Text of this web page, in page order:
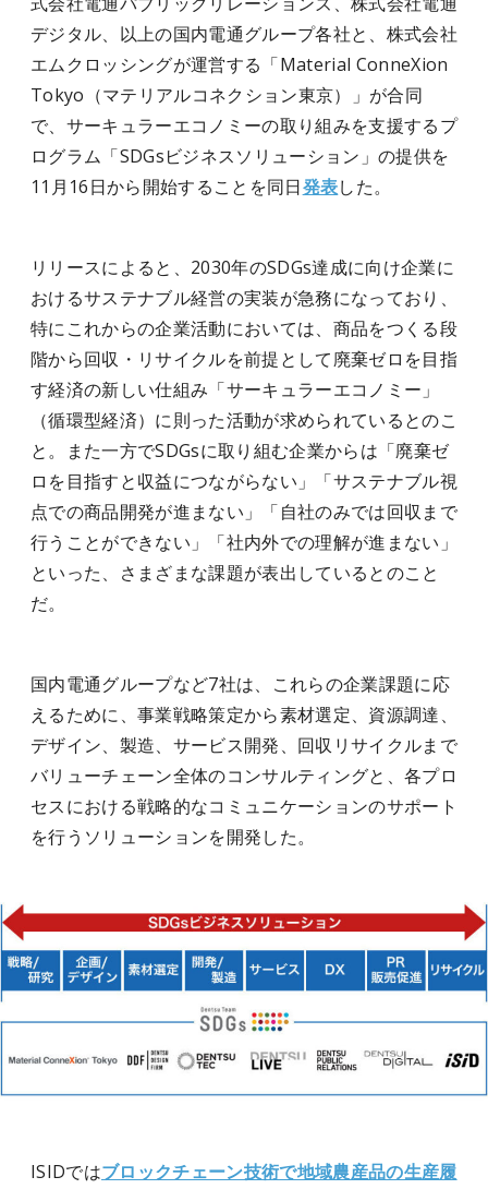
デジタル、以上の国内電通グループ各社と、株式会社
エムクロッシングが運営する「Material ConneXion
Tokyo（マテリアルコネクション東京）」が合同
で、サーキュラーエコノミーの取り組みを支援するプ
ログラム「SDGsビジネスソリューション」の提供を
11月16日から開始することを同日発表した。
リリースによると、2030年のSDGs達成に向け企業に
おけるサステナブル経営の実装が急務になっており、
特にこれからの企業活動においては、商品をつくる段
階から回収・リサイクルを前提として廃棄ゼロを目指
す経済の新しい仕組み「サーキュラーエコノミー」
（循環型経済）に則った活動が求められているとのこ
と。また一方でSDGsに取り組む企業からは「廃棄ゼ
ロを目指すと収益につながらない」「サステナブル視
点での商品開発が進まない」「自社のみでは回収まで
行うことができない」「社内外での理解が進まない」
といった、さまざまな課題が表出しているとのこと
だ。
国内電通グループなど7社は、これらの企業課題に応
えるために、事業戦略策定から素材選定、資源調達、
デザイン、製造、サービス開発、回収リサイクルまで
バリューチェーン全体のコンサルティングと、各プロ
セスにおける戦略的なコミュニケーションのサポート
を行うソリューションを開発した。
ISIDではブロックチェーン技術で地域農産品の生産履